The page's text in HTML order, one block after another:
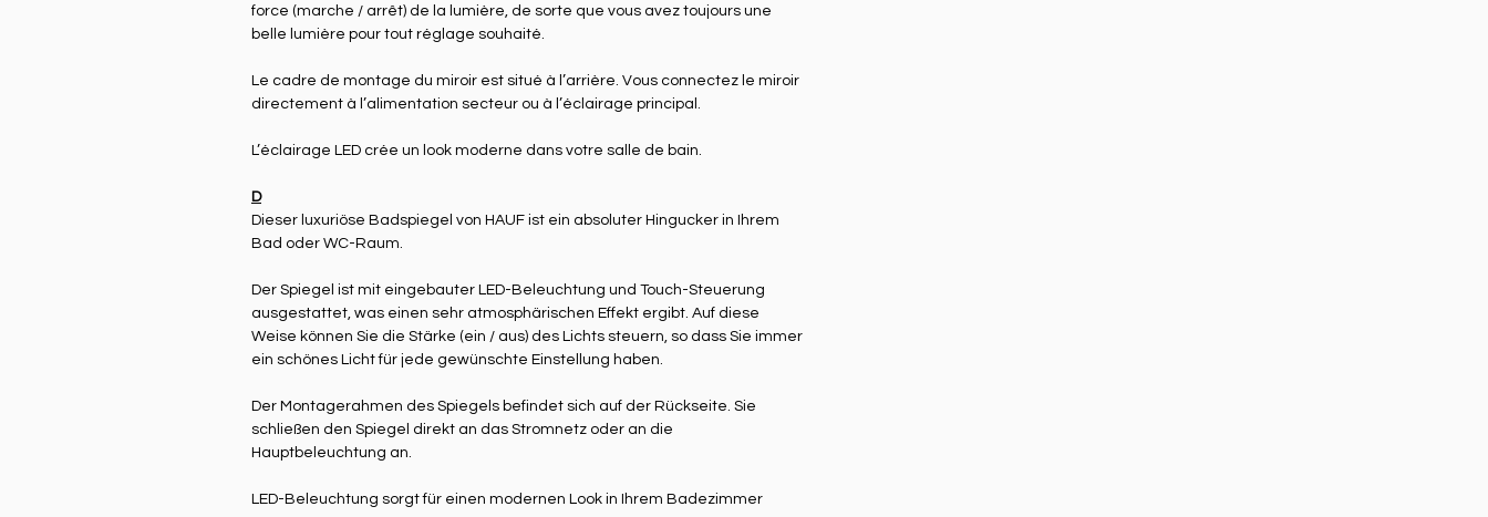
force (marche / arrêt) de la lumière, de sorte que vous avez toujours une
belle lumière pour tout réglage souhaité.
Le cadre de montage du miroir est situé à l’arrière. Vous connectez le miroir
directement à l’alimentation secteur ou à l’éclairage principal.
L’éclairage LED crée un look moderne dans votre salle de bain.
D
Dieser luxuriöse Badspiegel von HAUF ist ein absoluter Hingucker in Ihrem
Bad oder WC-Raum.
Der Spiegel ist mit eingebauter LED-Beleuchtung und Touch-Steuerung
ausgestattet, was einen sehr atmosphärischen Effekt ergibt. Auf diese
Weise können Sie die Stärke (ein / aus) des Lichts steuern, so dass Sie immer
ein schönes Licht für jede gewünschte Einstellung haben.
Der Montagerahmen des Spiegels befindet sich auf der Rückseite. Sie
schließen den Spiegel direkt an das Stromnetz oder an die
Hauptbeleuchtung an.
LED-Beleuchtung sorgt für einen modernen Look in Ihrem Badezimmer